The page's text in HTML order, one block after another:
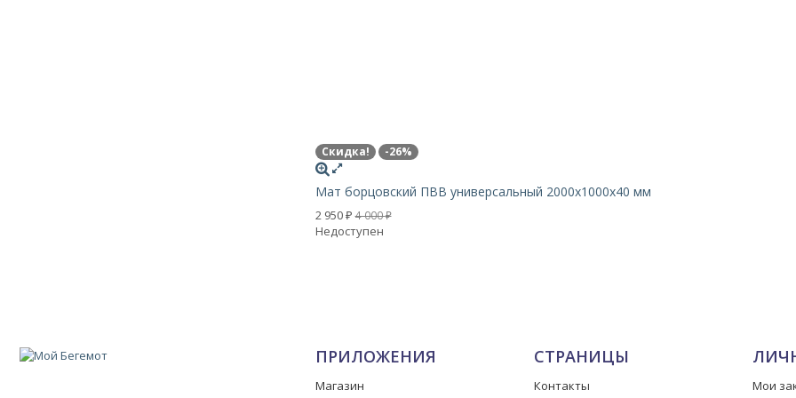
Скидка! -26%
Мат борцовский ПВВ универсальный 2000х1000х40 мм
2 950 ₽ 4 000₽
Недоступен
ПРИЛОЖЕНИЯ
Магазин
СТРАНИЦЫ
Контакты Мои